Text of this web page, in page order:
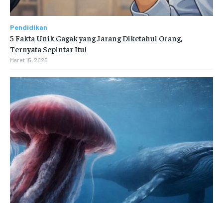
Pendidikan
5 Fakta Unik Gagak yang Jarang Diketahui Orang,
Ternyata Sepintar Itu!
Maret 15, 2026